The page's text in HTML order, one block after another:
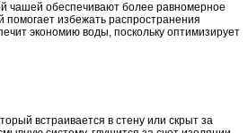
чашей обеспечивают более равномерное
избежать распространения
экономию воды, поскольку оптимизирует
встраивается в стену или скрыт за